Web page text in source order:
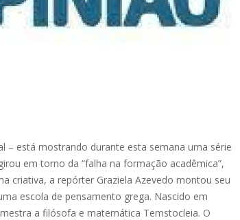
– está mostrando durante esta semana uma série
em torno da “falha na formação acadêmica”,
criativa, a repórter Graziela Azevedo montou seu
escola de pensamento grega. Nascido em
a filósofa e matemática Temstocleia. O